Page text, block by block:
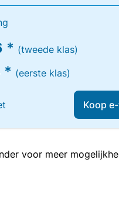
* (tweede klas)
* (eerste klas)
Koop
voor meer